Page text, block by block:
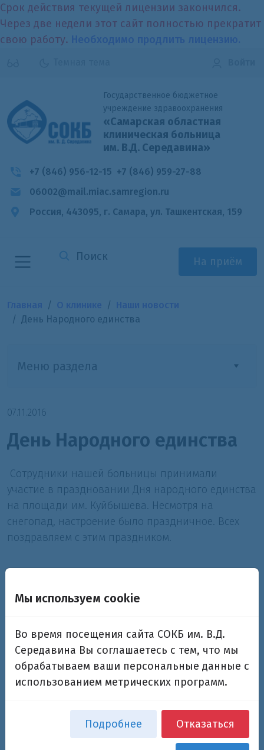
Срок действия текущей лицензии закончился.
Через две недели этот сайт полностью прекратит
свою работу.
Государственное бюджетное
учреждение здравоохранения
«Самарская областная
клиническая больница
им. В.Д. Середавина»
+7 (846) 956-12-15 +7 (846) 959-27-88
06002@mail.miac.samregion.ru
Россия, 443095, г. Самара, ул. Ташкентская, 159
На приём
День Народного единства
Меню раздела
07.11.2016
День Народного единства
Сотрудники нашей больницы принимали
участие в праздновании Дня народного единства
на площади им. Куйбышева. Несмотря на
снегопад, настроение было праздничное. Всех
поздравляем с этим праздником.
Мы используем cookie
Во время посещения сайта СОКБ им. В.Д.
Середавина Вы соглашаетесь с тем, что мы
обрабатываем ваши персональные данные с
использованием метрических программ.
Подробнее Отказаться